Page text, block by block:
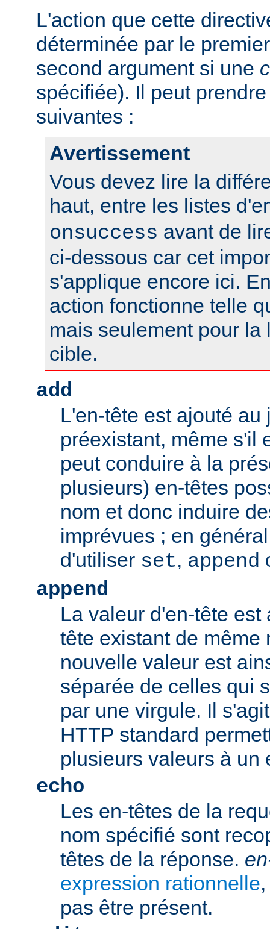
L'action que cette
déterminée par le
second argument si une
spécifiée). Il peut
suivantes :
Avertissement
Vous devez lire la
haut, entre les listes
onsuccess avant de
ci-dessous car cet
s'applique encore ici.
action fonctionne telle
mais seulement pour la
cible.
add
L'en-tête est ajouté au
préexistant, même s'il
peut conduire à la
plusieurs) en-têtes
nom et donc induire
imprévues ; en
d'utiliser set, append
append
La valeur d'en-tête est
tête existant de même
nouvelle valeur est
séparée de celles qui
par une virgule. Il
HTTP standard
plusieurs valeurs à un
echo
Les en-têtes de la
nom spécifié sont
têtes de la réponse.
expression rationnelle
pas être présent.